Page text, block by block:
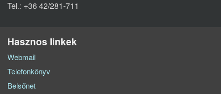
Tel.: +36 42/281-711
Hasznos linkek
Webmail
Telefonkönyv
Belsőnet